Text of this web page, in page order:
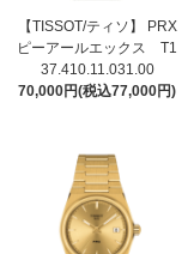
【TISSOT/ティソ】 PRX
ピーアールエックス T1
37.410.11.031.00
70,000円(税込77,000円)